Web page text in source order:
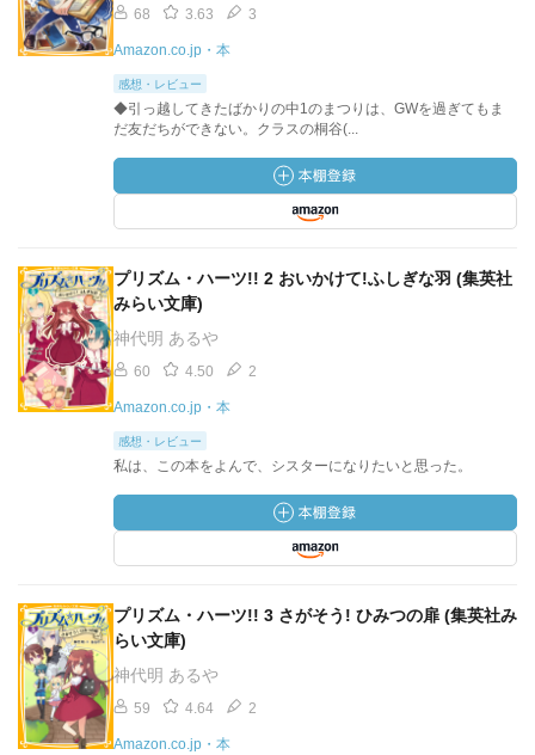
68 3.63 3
Amazon.co.jp・本
感想・レビュー
◆引っ越してきたばかりの中1のまつりは、GWを過ぎてもま
だ友だちができない。クラスの桐谷(...
プリズム・ハーツ!! 2 おいかけて!ふしぎな羽 (集英社
みらい文庫)
神代明 あるや
60 4.50 2
Amazon.co.jp・本
感想・レビュー
私は、この本をよんで、シスターになりたいと思った。
プリズム・ハーツ!! 3 さがそう! ひみつの扉 (集英社み
らい文庫)
神代明 あるや
59 4.64 2
Amazon.co.jp・本